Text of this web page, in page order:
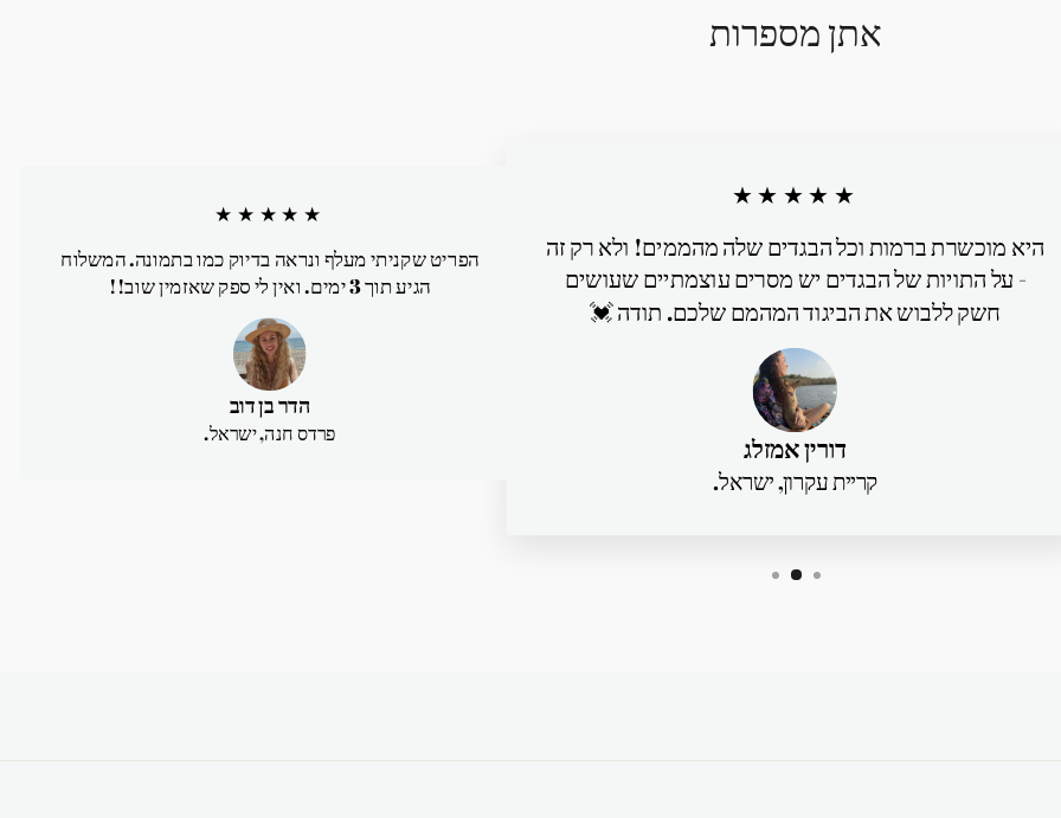
אתן מספרות
★★★★★
היא מוכשרת ברמות וכל הבגדים שלה מהממים! ולא רק זה
- על התויות של הבגדים יש מסרים עוצמתיים שעושים
חשק ללבוש את הביגוד המהמם שלכם. תודה 💓
דורין אמזלג
קריית עקרון, ישראל.
★★★★★
הפריט שקניתי מעלף ונראה בדיוק כמו בתמונה. המשלוח
הגיע תוך 3 ימים. ואין לי ספק שאזמין שוב!!
הדר בן דוב
פרדס חנה, ישראל.